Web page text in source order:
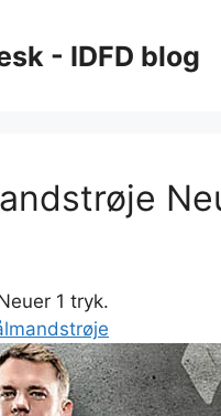
- IDFD blog
1 tryk.